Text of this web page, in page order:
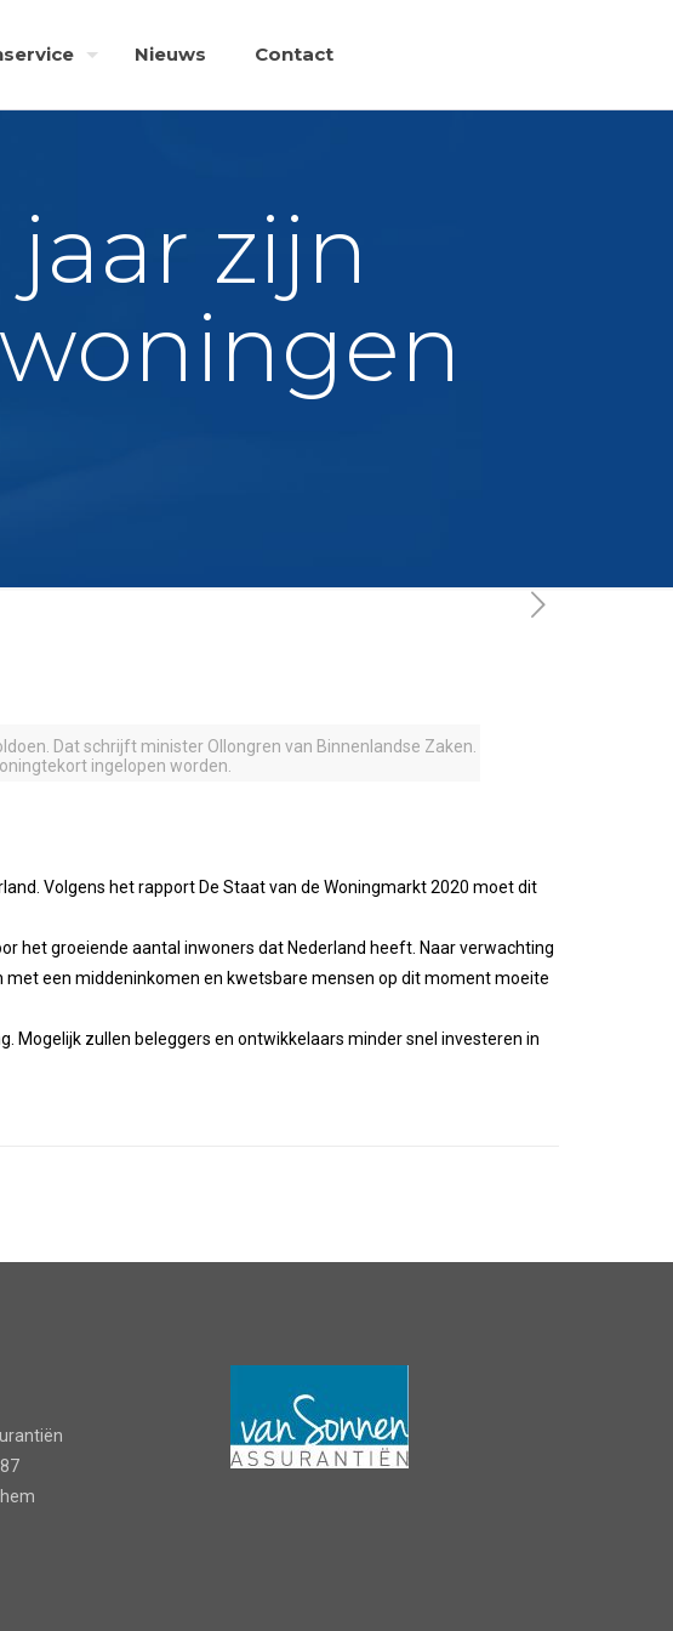
Nieuws Contact
zijn
Dat schrijft minister Ollongren van Binnenlandse Zaken.
ingelopen worden.
Volgens het rapport De Staat van de Woningmarkt 2020 moet dit
het groeiende aantal inwoners dat Nederland heeft. Naar verwachting
een middeninkomen en kwetsbare mensen op dit moment moeite
Mogelijk zullen beleggers en ontwikkelaars minder snel investeren in